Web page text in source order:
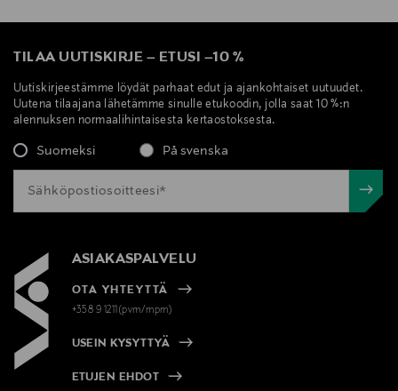
TILAA UUTISKIRJE – ETUSI –10 %
Uutiskirjeestämme löydät parhaat edut ja ajankohtaiset uutuudet.
Uutena tilaajana lähetämme sinulle etukoodin, jolla saat 10 %:n
alennuksen normaalihintaisesta kertaostoksesta.
Suomeksi På svenska
ASIAKASPALVELU
OTA YHTEYTTÄ
+358 9 1211(pvm/mpm)
USEIN KYSYTTYÄ
ETUJEN EHDOT